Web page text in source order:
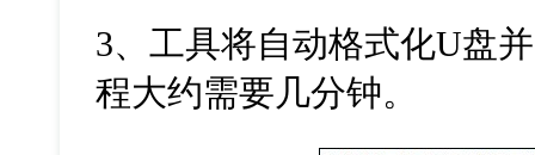
3、工具将自动格式化U盘
程大约需要几分钟。